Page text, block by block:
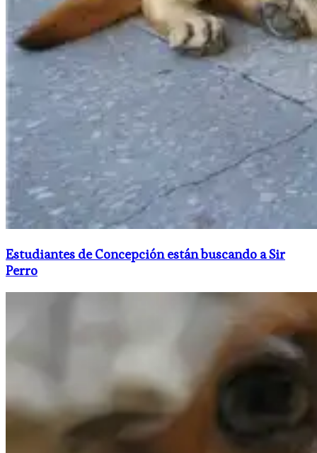
Estudiantes de Concepción están buscando a Sir
Perro